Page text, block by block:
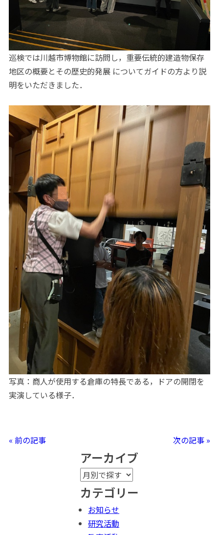
巡検では川越市博物館に訪問し，重要伝統的建造物保存
地区の概要とその歴史的発展 についてガイドの方より説
明をいただきました．
写真：商人が使用する倉庫の特長である，ドアの開閉を
実演している様子．
« 前の記事 次の記事 »
アーカイブ
カテゴリー
お知らせ
研究活動